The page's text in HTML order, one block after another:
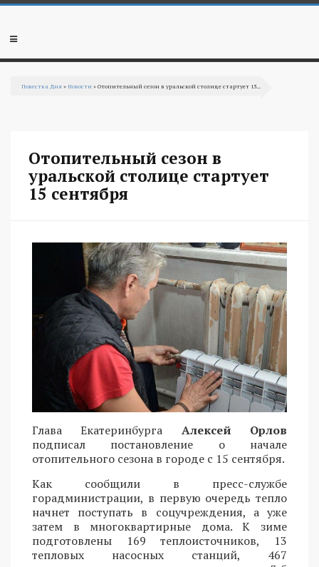
Перейти к основному содержанию
Мобильное
Повестка Дня »Новости » Отопительный сезон в уральской столице стартует 15...
Отопительный сезон в
уральской столице стартует
15 сентября
Глава Екатеринбурга Алексей Орлов
подписал постановление о начале
отопительного сезона в городе с 15 сентября.
Как сообщили в пресс-службе
горадминистрации, в первую очередь тепло
начнет поступать в соцучреждения, а уже
затем в многоквартирные дома. К зиме
подготовлены 169 теплоисточников, 13
тепловых насосных станций, 467